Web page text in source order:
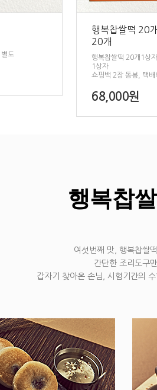
도
행복찹쌀떡 20
20개
행복찹쌀떡 20개1상
1상자
쇼핑백 2장 동봉, 택배
68,000원
행복찹
여섯번째 맛, 행복찹쌀
간단한 조리도구
갑자기 찾아온 손님, 시험기간의